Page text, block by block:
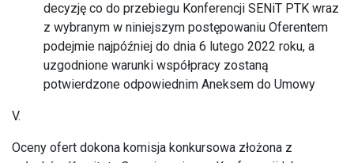
decyzję co do przebiegu Konferencji SENiT PTK wraz
z wybranym w niniejszym postępowaniu Oferentem
podejmie najpóźniej do dnia 6 lutego 2022 roku, a
uzgodnione warunki współpracy zostaną
potwierdzone odpowiednim Aneksem do Umowy
V.
Oceny ofert dokona komisja konkursowa złożona z